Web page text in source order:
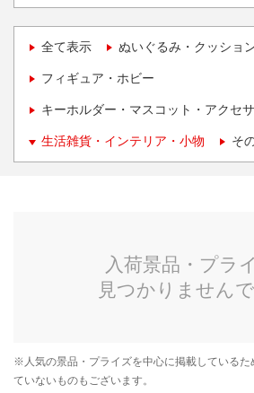
全て表示 ぬいぐるみ・クッショ
フィギュア・ホビー
キーホルダー・マスコット・アクセ
生活雑貨・インテリア・小物 そ